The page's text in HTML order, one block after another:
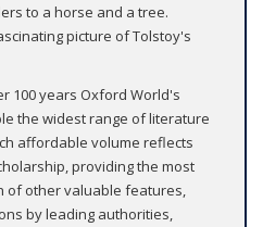
to a horse and a tree.
picture of Tolstoy's
100 years Oxford World's
the widest range of literature
affordable volume reflects
providing the most
of other valuable features,
by leading authorities,